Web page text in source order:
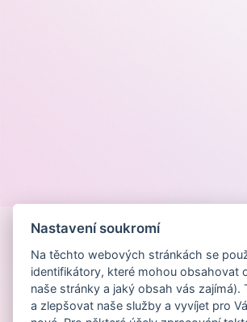
Nastavení soukromí
Na těchto webových stránkách se
identifikátory, které mohou obsahovat
naše stránky a jaký obsah vás
a zlepšovat naše služby a vyvíjet pro